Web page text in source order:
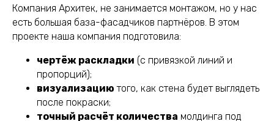
Компания Архитек, не занимается монтажом, но у нас
есть большая база-фасадчиков партнёров. В этом
проекте наша компания подготовила:
чертёж раскладки (с привязкой линий и
пропорций);
визуализацию того, как стена будет выглядеть
после покраски;
точный расчёт количества молдинга под